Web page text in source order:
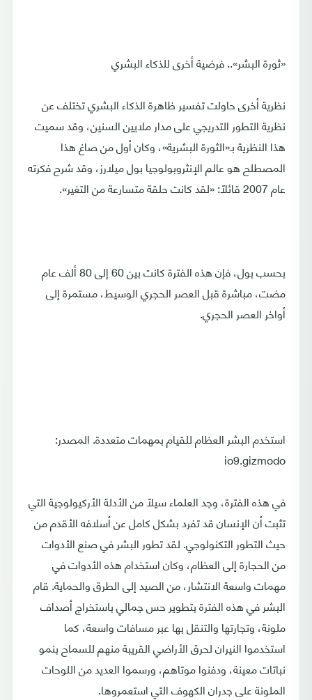
«ثورة البشر».. فرضية أخرى للذكاء البشري
نظرية أخرى حاولت تفسير ظاهرة الذكاء البشري تختلف عن
نظرية التطور التدريجي على مدار ملايين السنين، وقد سميت
هذا النظرية بـ«الثورة البشرية»، وكان أول من صاغ هذا
المصطلح هو عالم الإنثروبولوجيا بول ميلارز، وقد شرح فكرته
عام 2007 قائلًا: «لقد كانت حلقة متسارعة من التغير».
بحسب بول، فإن هذه الفترة كانت بين 60 إلى 80 ألف عام
مضت، مباشرة قبل العصر الحجري الوسيط، مستمرة إلى
أواخر العصر الحجري.
استخدم البشر العظام للقيام بمهمات متعددة. المصدر:
io9.gizmodo
في هذه الفترة، وجد العلماء سيلًا من الأدلة الأركيولوجية التي
تثبت أن الإنسان قد تفرد بشكل كامل عن أسلافه الأقدم من
حيث التطور التكنولوجي. لقد تطور البشر في صنع الأدوات
من الحجارة إلى العظام، وكان استخدام هذه الأدوات في
مهمات واسعة الانتشار، من الصيد إلى الطرق والحماية. قام
البشر في هذه الفترة بتطوير حس جمالي باستخراج أصداف
ملونة، وتجارتها والتنقل بها عبر مسافات واسعة، كما
استخدموا النيران لحرق الأراضي القريبة منهم للسماح بنمو
نباتات معينة، ودفنوا موتاهم، ورسموا العديد من اللوحات
الملونة على جدران الكهوف التي استعمروها.